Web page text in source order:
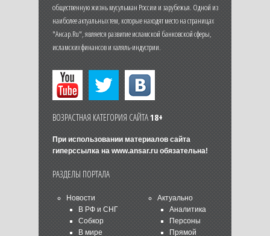
общественную жизнь мусульман России и зарубежья. Одной из
наиболее актуальных тем, которые находят место на страницах
"Ансар.Ru", является развитие исламской банковской сферы,
исламских финансов и халяль-индустрии.
ВОЗРАСТНАЯ КАТЕГОРИЯ САЙТА18+
При использовании материалов сайта
гиперссылка на www.ansar.ruобязательна!
РАЗДЕЛЫ ПОРТАЛА
Новости
В РФ и СНГ
Собкор
В мире
Актуально
Аналитика
Персоны
Прямой